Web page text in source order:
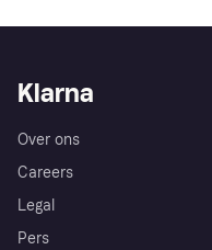
Klarna
Over ons
Careers
Legal
Pers